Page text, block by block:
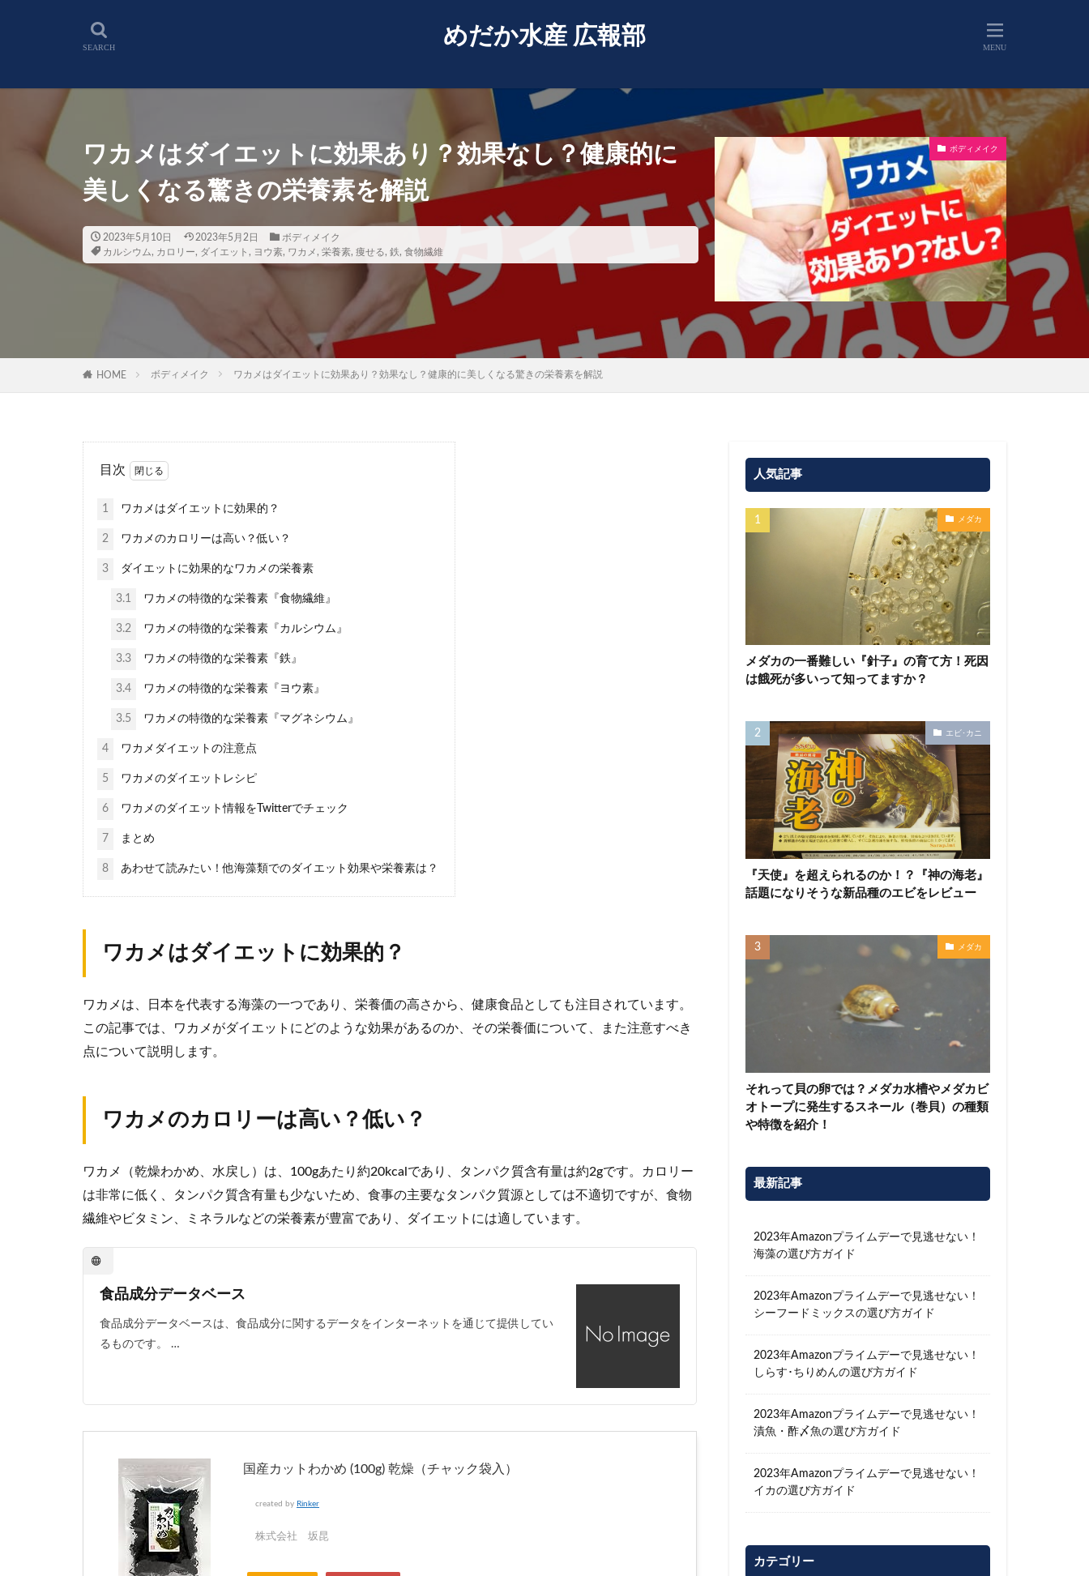
めだか水産 広報部
ワカメはダイエットに効果あり？効果なし？健康的に
美しくなる驚きの栄養素を解説
2023年5月10日 2023年5月2日
ボディメイク
カルシウム, カロリー, ダイエット , ヨウ素, ワカメ , 栄養素, 痩せる, 鉄, 食物繊維
ボディメイク
HOME ボディメイク ワカメはダイエットに効果あり？効果なし？健康的に美しくなる驚きの栄養素を解説
目次
1 ワカメはダイエットに効果的？
2 ワカメのカロリーは高い？低い？
3 ダイエットに効果的なワカメの栄養素
3.1 ワカメの特徴的な栄養素『食物繊維』
3.2 ワカメの特徴的な栄養素『カルシウム』
3.3 ワカメの特徴的な栄養素『鉄』
3.4 ワカメの特徴的な栄養素『ヨウ素』
3.5 ワカメの特徴的な栄養素『マグネシウム』
4 ワカメダイエットの注意点
5 ワカメのダイエットレシピ
6 ワカメのダイエット情報をTwitterでチェック
7 まとめ
8 あわせて読みたい！他海藻類でのダイエット効果や栄養素は？
ワカメはダイエットに効果的？
ワカメは、日本を代表する海藻の一つであり、栄養価の高さから、健康食品としても注目されています。
この記事では、ワカメがダイエットにどのような効果があるのか、その栄養価について、また注意すべき
点について説明します。
ワカメのカロリーは高い？低い？
ワカメ（乾燥わかめ、水戻し）は、100gあたり約20kcalであり、タンパク質含有量は約2gです。カロリー
は非常に低く、タンパク質含有量も少ないため、食事の主要なタンパク質源としては不適切ですが、食物
繊維やビタミン、ミネラルなどの栄養素が豊富であり、ダイエットには適しています。
食品成分データベース
食品成分データベースは、食品成分に関するデータをインターネットを通じて提供してい
るものです。 …
国産カットわかめ (100g) 乾燥（チャック袋入）
created by Rinker
株式会社 坂昆
人気記事
メダカ
メダカの一番難しい『針子』の育て方！死因
は餓死が多いって知ってますか？
エビ･カニ
『天使』を超えられるのか！？『神の海老』
話題になりそうな新品種のエビをレビュー
メダカ
それって貝の卵では？メダカ水槽やメダカビ
オトープに発生するスネール（巻貝）の種類
や特徴を紹介！
最新記事
2023年Amazonプライムデーで見逃せない！
海藻の選び方ガイド
2023年Amazonプライムデーで見逃せない！
シーフードミックスの選び方ガイド
2023年Amazonプライムデーで見逃せない！
しらす･ちりめんの選び方ガイド
2023年Amazonプライムデーで見逃せない！
漬魚・酢〆魚の選び方ガイド
2023年Amazonプライムデーで見逃せない！
イカの選び方ガイド
カテゴリー